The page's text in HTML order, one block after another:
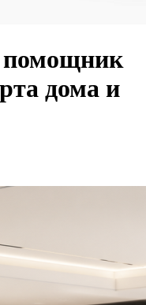
помощник
дома и